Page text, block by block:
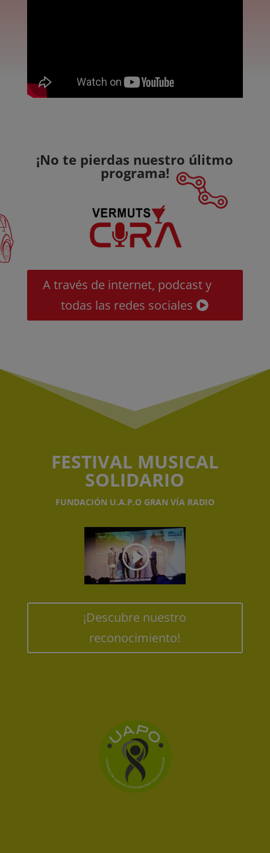
¡No te pierdas nuestro úlitmo
programa!
A través de internet, podcast y
todas las redes sociales
FESTIVAL MUSICAL
SOLIDARIO
FUNDACIÓN U.A.P.O GRAN VÍA RADIO
¡Descubre nuestro
reconocimiento!